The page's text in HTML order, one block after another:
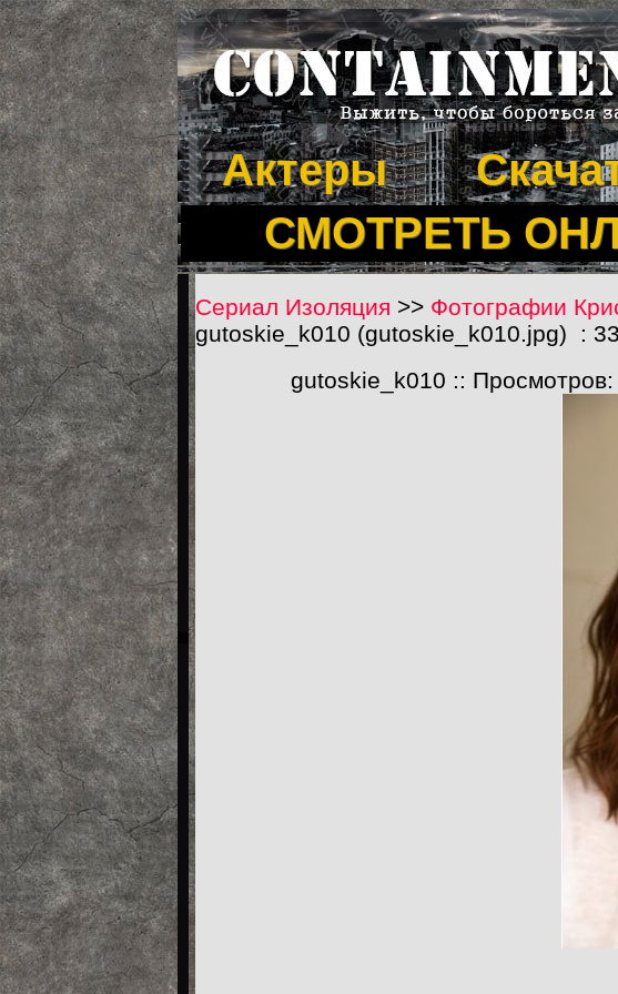
Актеры
СМОТРЕТЬ
Сериал Изоляция >> Фотографии
gutoskie_k010 (gutoskie_k010.jpg) :
gutoskie_k010 :: Просмотров: